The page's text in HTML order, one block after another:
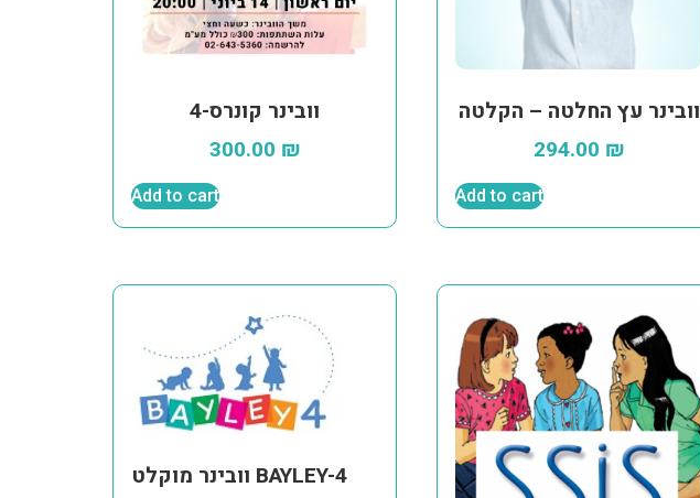
וובינר קונרס-4
300.00 ₪
Add to cart
וובינר עץ החלטה – הקלטה
294.00 ₪
Add to cart
וובינר מוקלט BAYLEY-4